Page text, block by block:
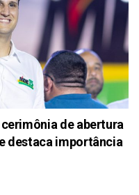
de abertura
destaca importância